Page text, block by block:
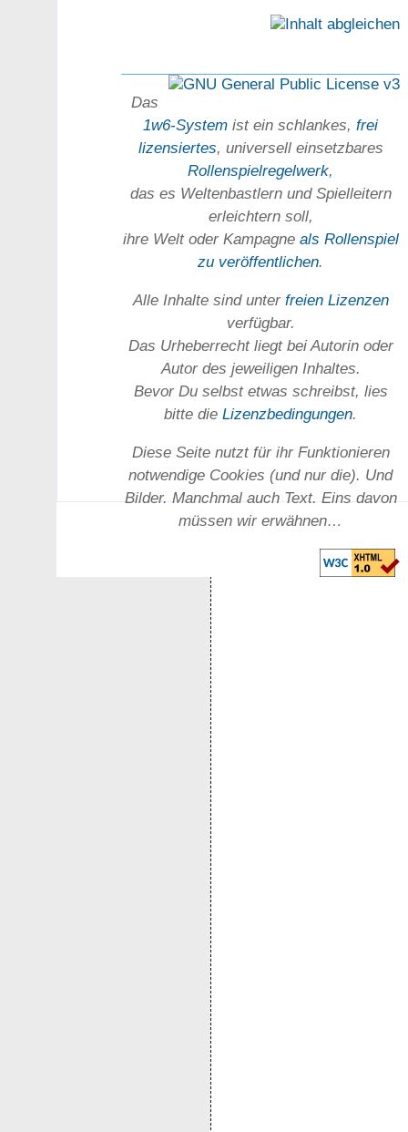
Das
1w6-System ist ein schlankes,frei
lizensiertes, universell einsetz­bares
Rollen­spielregel­werk,
das es Welten­bastlern und Spiel­leitern
erleichtern soll,
ihre Welt oder Kam­pagne als Rollenspiel
zu ver­öffent­lichen.
Alle Inhalte sind unter freien Lizenzen
verfügbar.
Das Urheber­recht liegt bei Autorin oder
Autor des jeweiligen In­haltes.
Bevor Du selbst etwas schreibst, lies
bitte dieLizenz­bedingungen.
Diese Seite nutzt für ihr Funktionieren
notwendige Cookies (und nur die). Und
Bilder. Manchmal auch Text. Eins davon
müssen wir erwähnen…